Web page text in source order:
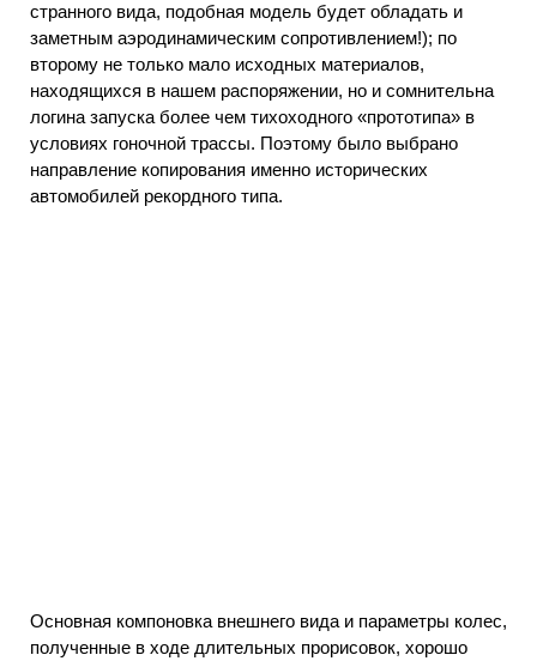
странного вида, подобная модель будет обладать и
заметным аэродинамическим сопротивлением!); по
второму не только мало исходных материалов,
находящихся в нашем распоряжении, но и сомнительна
логина запуска более чем тихоходного «прототипа» в
условиях гоночной трассы. Поэтому было выбрано
направление копирования именно исторических
автомобилей рекордного типа.
Основная компоновка внешнего вида и параметры колес,
полученные в ходе длительных прорисовок, хорошо